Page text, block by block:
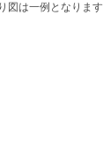
は一例となります